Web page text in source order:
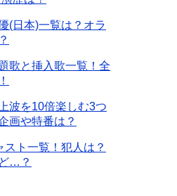
(日本)一覧は？オラ
歌と挿入歌一覧！全
波を10倍楽しむ3つ
画や特番は？
スト一覧！犯人は？
…？